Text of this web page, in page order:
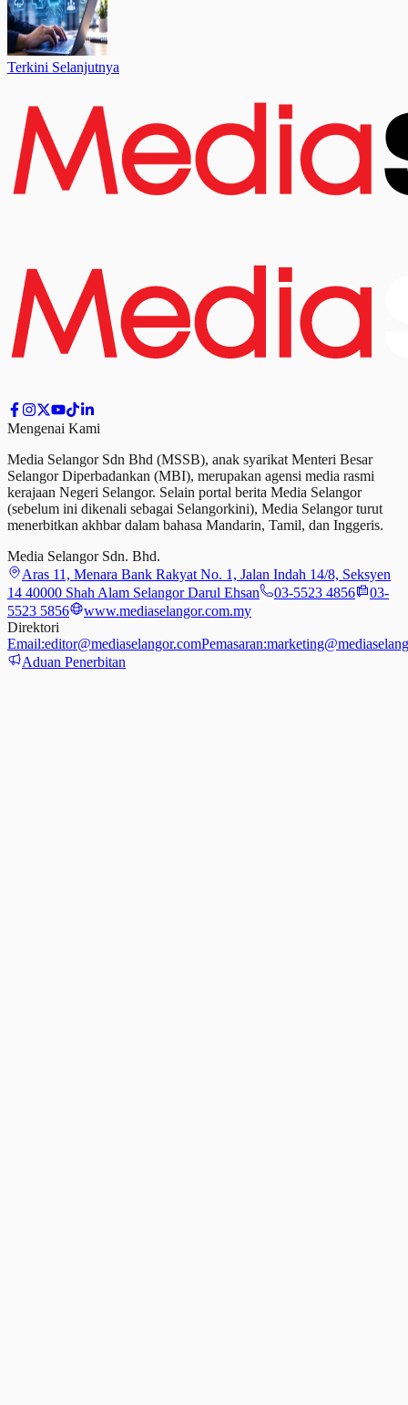
Terkini Selanjutnya
Mengenai Kami
Media Selangor Sdn Bhd (MSSB), anak syarikat Menteri Besar
Selangor Diperbadankan (MBI), merupakan agensi media rasmi
kerajaan Negeri Selangor. Selain portal berita Media Selangor
(sebelum ini dikenali sebagai Selangorkini), Media Selangor turut
menerbitkan akhbar dalam bahasa Mandarin, Tamil, dan Inggeris.
Media Selangor Sdn. Bhd.
Aras 11, Menara Bank Rakyat No. 1, Jalan Indah 14/8, Seksyen
14 40000 Shah Alam Selangor Darul Ehsan
03-5523 4856
03-
5523 5856
www.mediaselangor.com.my
Direktori
Email:editor@mediaselangor.comPemasaran:
Aduan Penerbitan